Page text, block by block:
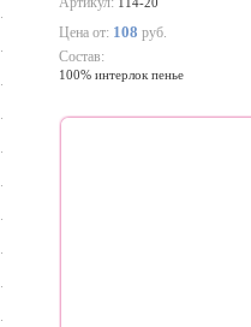
Цена от: 108 руб.
Состав:
100% интерлок пенье